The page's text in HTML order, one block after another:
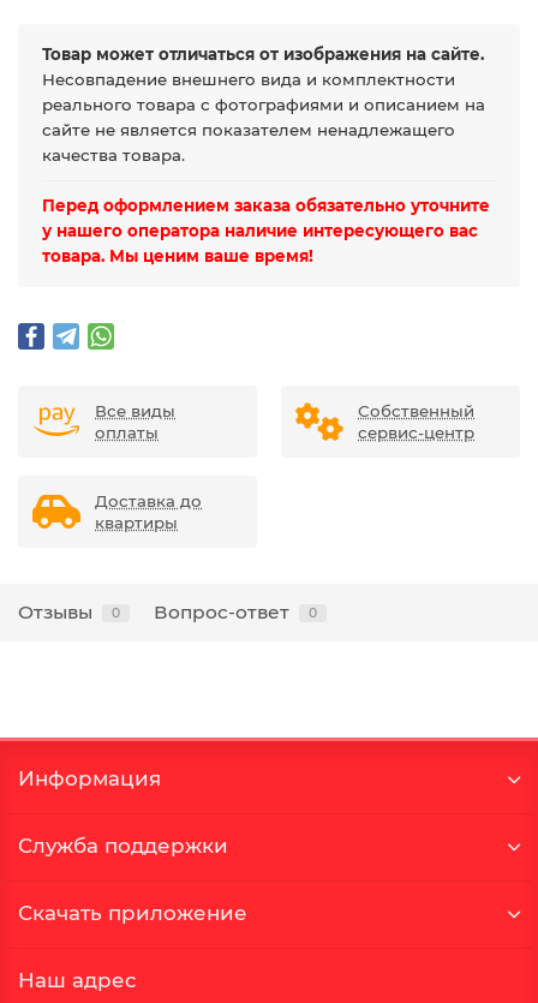
Товар может отличаться от изображения на сайте.
Несовпадение внешнего вида и комплектности
реального товара с фотографиями и описанием на
сайте не является показателем ненадлежащего
качества товара.
Перед оформлением заказа обязательно уточните
у нашего оператора наличие интересующего вас
товара. Мы ценим ваше время!
Все виды
оплаты
Собственный
сервис-центр
Доставка до
квартиры
Отзывы 0 Вопрос-ответ 0
Информация
Служба поддержки
Скачать приложение
Наш адрес